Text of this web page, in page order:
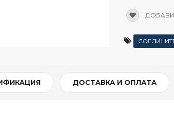
ДОСТАВКА И ОПЛАТА